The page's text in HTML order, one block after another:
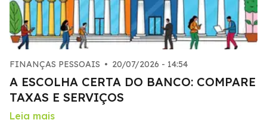
FINANÇAS PESSOAIS • 20/07/2026 - 14:54
A ESCOLHA CERTA DO BANCO: COMPARE
TAXAS E SERVIÇOS
Leia mais